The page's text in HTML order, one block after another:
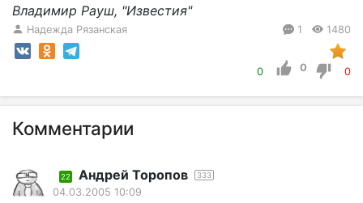
Владимир Рауш, "Известия"
Надежда Рязанская 1 1480
0 0 0
Комментарии
22 Андрей Торопов 333
04.03.2005 10:09